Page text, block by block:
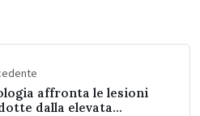
affronta le lesioni
dalla elevata